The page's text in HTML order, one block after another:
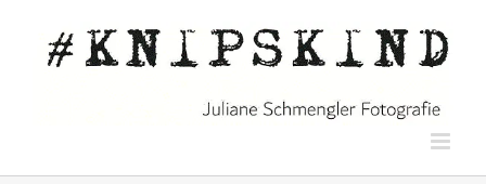
Inhalt
springen